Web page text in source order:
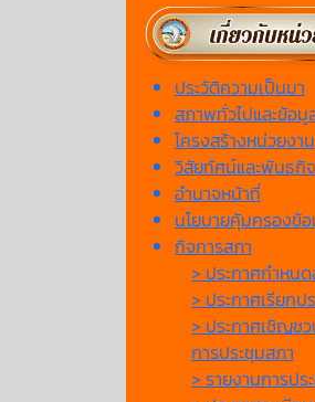
ประวัติความเป็นมา
สภาพทั่วไปและข้อ
โครงสร้างหน่วยงาน
วิสัยทัศน์และพันธกิจ
อำนาจหน้าที่
นโยบายคุ้มครองข้
กิจการสภา
> ประกาศกำหน
> ประกาศเรียกป
> ประกาศเชิญช
การประชุมสภา
> รายงานการปร